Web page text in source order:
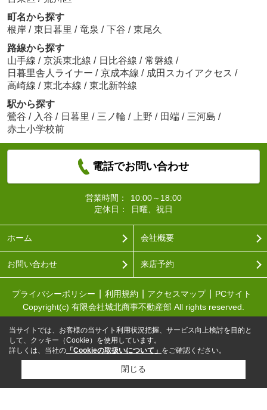
町名から探す
根岸 / 東日暮里 / 竜泉 / 下谷 / 東尾久
路線から探す
山手線 / 京浜東北線 / 日比谷線 / 常磐線 /
日暮里舎人ライナー / 京成本線 / 成田スカイアクセス /
高崎線 / 東北本線 / 東北新幹線
駅から探す
鶯谷 / 入谷 / 日暮里 / 三ノ輪 / 上野 / 田端 / 三河島 /
赤土小学校前
電話でお問い合わせ
営業時間：
10:00～18:00
定休日：
日曜、祝日
ホーム 会社概要
お問い合わせ 来店予約
プライバシーポリシー 利用規約 アクセスマップ
PCサイト
Copyright(c) 有限会社城北商事不動産部 All rights reserved.
当サイトでは、お客様の当サイト利用状況把握、サービス向上検討を目的と
して、クッキー（Cookie）を使用しています。
詳しくは、当社の 「Cookieの取扱いについて」 をご確認ください。
閉じる